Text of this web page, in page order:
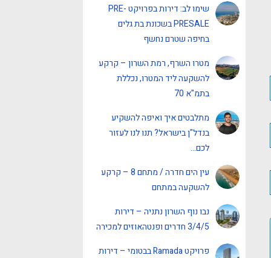
שימו לב: דירות בפרויקט PRE-
PRESALE בשכונת בת גלים
בחיפה שטרם נחשף
מטרו השרף, רמת השרון – קרקע
להשקעה ליד המטרו, נכללת
בתמ"א 70
מתלבטים איך ואיפה להשקיע
בנדל"ן בישראל? תנו לנו לעזור
לכם…
עין הים חדרה / מתחם 8 – קרקע
להשקעה במתחם
נבו נוף השרון נתניה – דירות
3/4/5 חדרים ופנטהאוזים למכירה
פרויקט Ramada בבטומי – דירות